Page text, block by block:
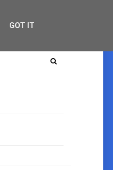
GOT IT